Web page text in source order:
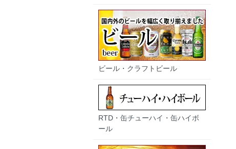
ビール・クラフトビール
RTD・缶チューハイ・缶ハイボ
ール